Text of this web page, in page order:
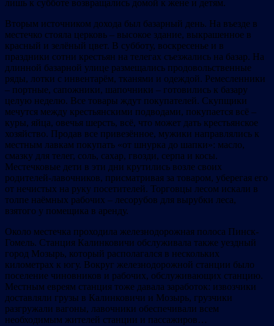
лишь к субботе возвращались домой к жене и детям.
Вторым источником дохода был базарный день. На въезде в
местечко стояла церковь – высокое здание, выкрашенное в
красный и зелёный цвет. В субботу, воскресенье и в
праздники сотни крестьян на телегах съезжались на базар. На
длинной базарной улице размещались продовольственные
ряды, лотки с инвентарём, тканями и одеждой. Ремесленники
– портные, сапожники, шапочники – готовились к базару
целую неделю. Все товары ждут покупателей. Скупщики
мечутся между крестьянскими подводами, покупается всё –
куры, яйца, овечья шерсть, всё, что может дать крестьянское
хозяйство. Продав все привезённое, мужики направлялись к
местным лавкам покупать «от шнурка до шапки»: масло,
смазку для телег, соль, сахар, гвозди, серпа и косы.
Местечковые дети в эти дни крутились возле своих
родителей-лавочников, присматривая за товаром, уберегая его
от нечистых на руку посетителей. Торговцы лесом искали в
толпе наёмных рабочих – лесорубов для вырубки леса,
взятого у помещика в аренду.
Около местечка проходила железнодорожная полоса Пинск-
Гомель. Станция Калинковичи обслуживала также уездный
город Мозырь, который располагался в нескольких
километрах к югу. Вокруг железнодорожной станции было
поселение чиновников и рабочих, обслуживающих станцию.
Местным евреям станция тоже давала заработок: извозчики
доставляли грузы в Калинковичи и Мозырь, грузчики
разгружали вагоны, лавочники обеспечивали всем
необходимым жителей станции и пассажиров…